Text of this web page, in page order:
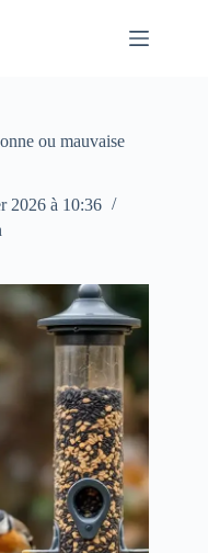
ou mauvaise
2026 à 10:36